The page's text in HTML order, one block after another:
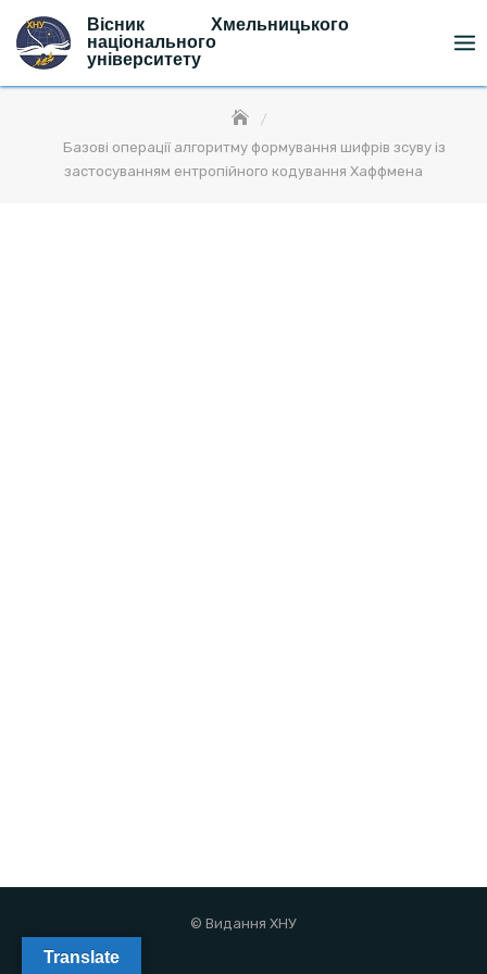
content
Вісник Хмельницького
національного
університету
Базові операції алгоритму формування шифрів зсуву із
застосуванням ентропійного кодування Хаффмена
© Видання ХНУ
Translate